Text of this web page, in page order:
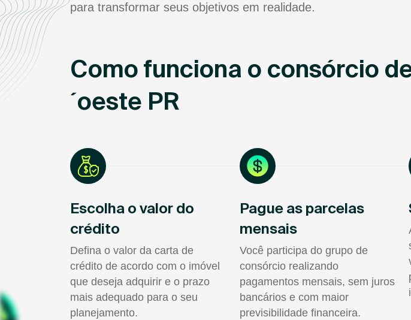
para transformar seus objetivos em realidade.
Como funciona o consórcio
´oeste PR
Escolha o valor do
crédito
Defina o valor da carta de
crédito de acordo com o imóvel
que deseja adquirir e o prazo
mais adequado para o seu
planejamento.
Pague as parcelas
mensais
Você participa do grupo de
consórcio realizando
pagamentos mensais, sem juros
bancários e com maior
previsibilidade financeira.